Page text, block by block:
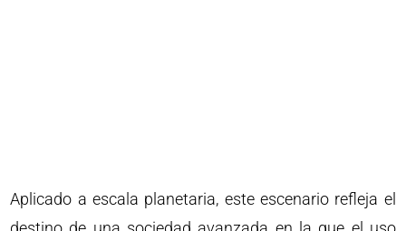
Aplicado a escala planetaria, este escenario refleja el